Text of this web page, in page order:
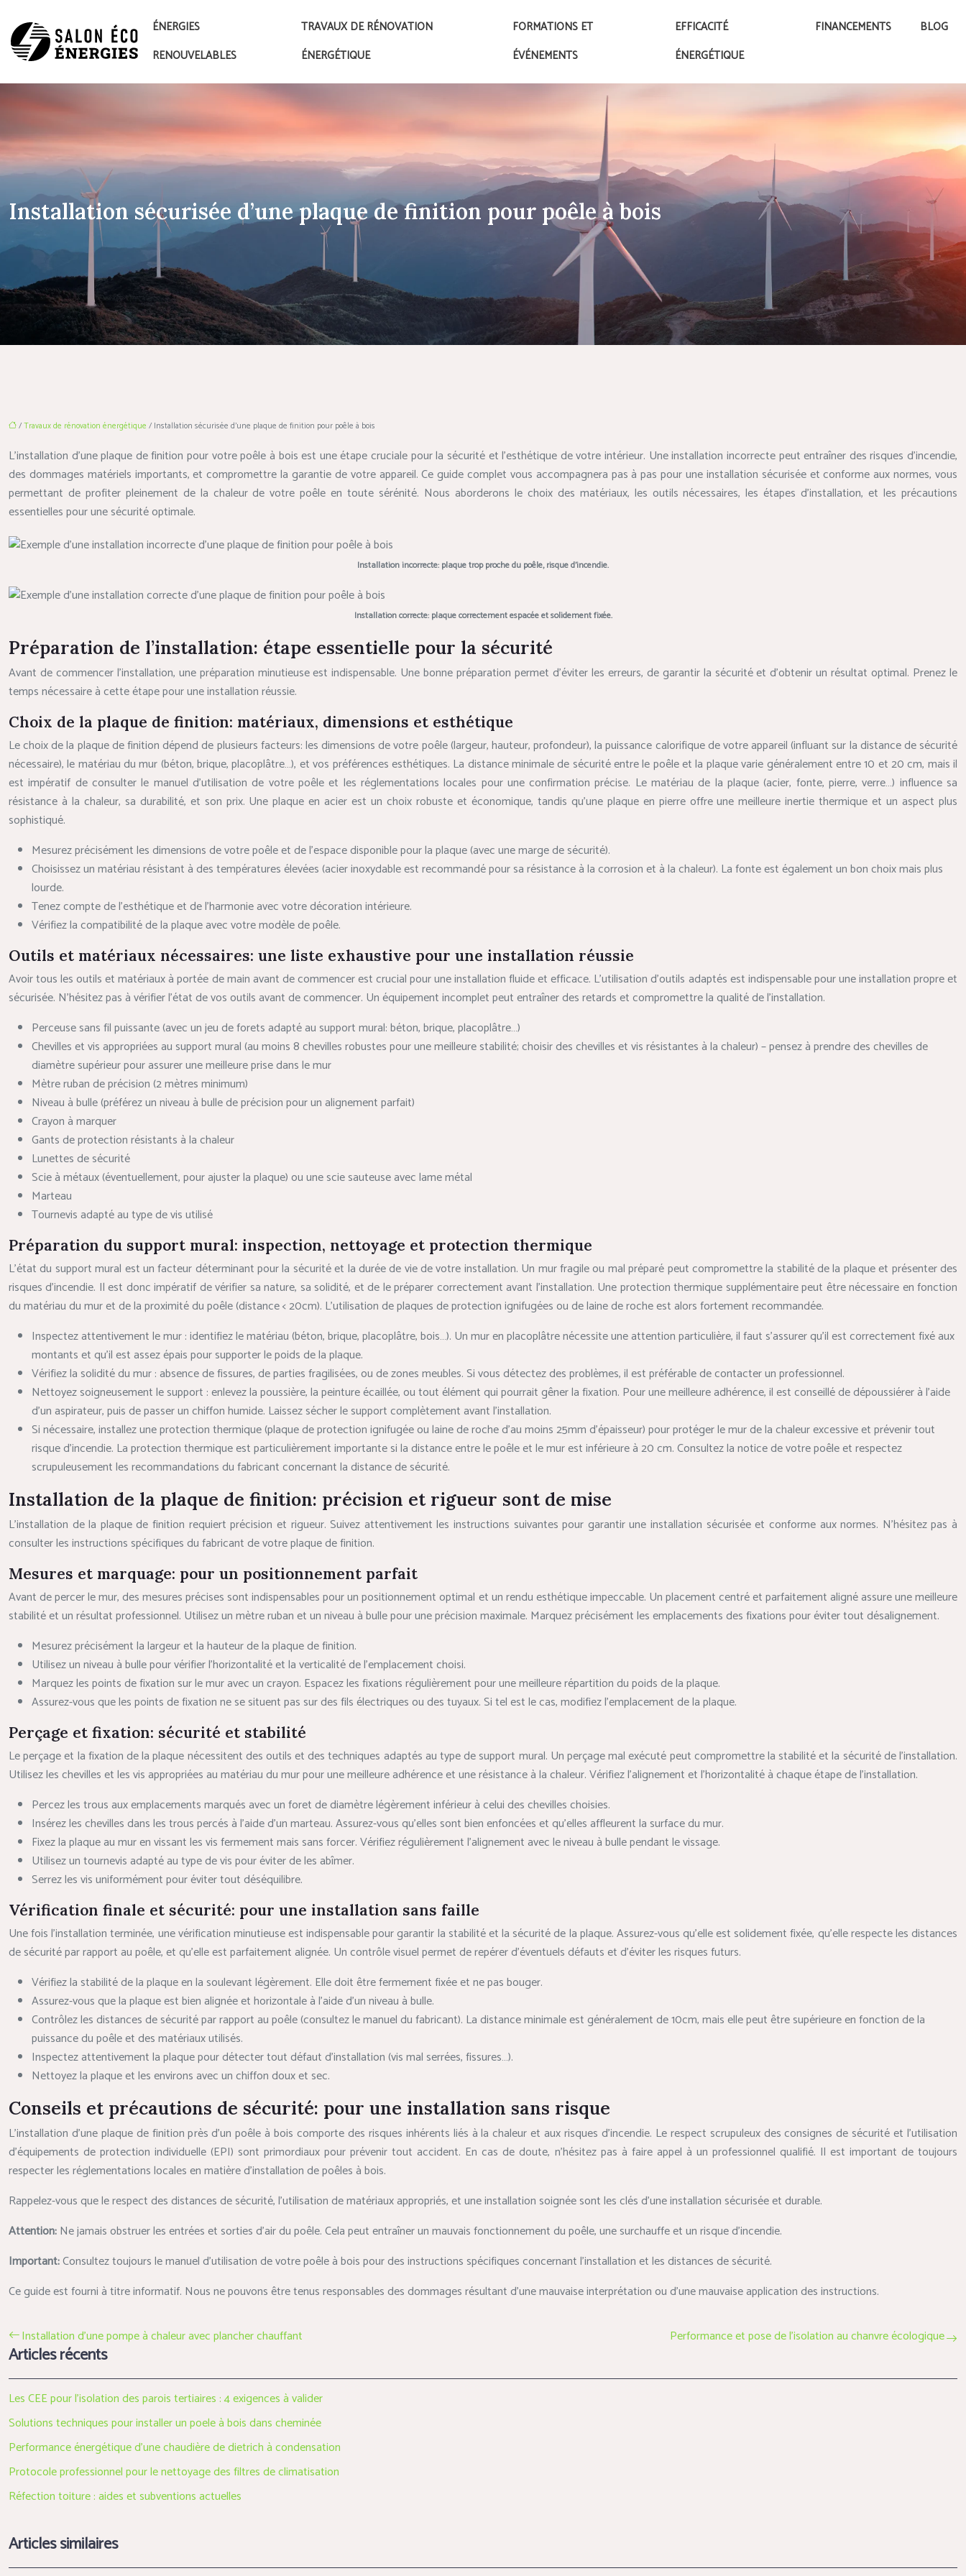
ÉNERGIES
RENOUVELABLES
TRAVAUX DE RÉNOVATION
ÉNERGÉTIQUE
FORMATIONS ET
ÉVÉNEMENTS
EFFICACITÉ
ÉNERGÉTIQUE
FINANCEMENTS BLOG
Installation sécurisée d’une plaque de finition pour poêle à bois
/Travaux de rénovation énergétique / Installation sécurisée d’une plaque de finition pour poêle à bois
L’installation d’une plaque de finition pour votre poêle à bois est une étape cruciale pour la sécurité et l’esthétique de votre intérieur. Une installation incorrecte peut entraîner des risques d’incendie,
des dommages matériels importants, et compromettre la garantie de votre appareil. Ce guide complet vous accompagnera pas à pas pour une installation sécurisée et conforme aux normes, vous
permettant de profiter pleinement de la chaleur de votre poêle en toute sérénité. Nous aborderons le choix des matériaux, les outils nécessaires, les étapes d’installation, et les précautions
essentielles pour une sécurité optimale.
Installation incorrecte: plaque trop proche du poêle, risque d’incendie.
Installation correcte: plaque correctement espacée et solidement fixée.
Préparation de l’installation: étape essentielle pour la sécurité
Avant de commencer l’installation, une préparation minutieuse est indispensable. Une bonne préparation permet d’éviter les erreurs, de garantir la sécurité et d’obtenir un résultat optimal. Prenez le
temps nécessaire à cette étape pour une installation réussie.
Choix de la plaque de finition: matériaux, dimensions et esthétique
Le choix de la plaque de finition dépend de plusieurs facteurs: les dimensions de votre poêle (largeur, hauteur, profondeur), la puissance calorifique de votre appareil (influant sur la distance de sécurité
nécessaire), le matériau du mur (béton, brique, placoplâtre…), et vos préférences esthétiques. La distance minimale de sécurité entre le poêle et la plaque varie généralement entre 10 et 20 cm, mais il
est impératif de consulter le manuel d’utilisation de votre poêle et les réglementations locales pour une confirmation précise. Le matériau de la plaque (acier, fonte, pierre, verre…) influence sa
résistance à la chaleur, sa durabilité, et son prix. Une plaque en acier est un choix robuste et économique, tandis qu’une plaque en pierre offre une meilleure inertie thermique et un aspect plus
sophistiqué.
Mesurez précisément les dimensions de votre poêle et de l’espace disponible pour la plaque (avec une marge de sécurité).
Choisissez un matériau résistant à des températures élevées (acier inoxydable est recommandé pour sa résistance à la corrosion et à la chaleur). La fonte est également un bon choix mais plus
lourde.
Tenez compte de l’esthétique et de l’harmonie avec votre décoration intérieure.
Vérifiez la compatibilité de la plaque avec votre modèle de poêle.
Outils et matériaux nécessaires: une liste exhaustive pour une installation réussie
Avoir tous les outils et matériaux à portée de main avant de commencer est crucial pour une installation fluide et efficace. L’utilisation d’outils adaptés est indispensable pour une installation propre et
sécurisée. N’hésitez pas à vérifier l’état de vos outils avant de commencer. Un équipement incomplet peut entraîner des retards et compromettre la qualité de l’installation.
Perceuse sans fil puissante (avec un jeu de forets adapté au support mural: béton, brique, placoplâtre…)
Chevilles et vis appropriées au support mural (au moins 8 chevilles robustes pour une meilleure stabilité; choisir des chevilles et vis résistantes à la chaleur) – pensez à prendre des chevilles de
diamètre supérieur pour assurer une meilleure prise dans le mur
Mètre ruban de précision (2 mètres minimum)
Niveau à bulle (préférez un niveau à bulle de précision pour un alignement parfait)
Crayon à marquer
Gants de protection résistants à la chaleur
Lunettes de sécurité
Scie à métaux (éventuellement, pour ajuster la plaque) ou une scie sauteuse avec lame métal
Marteau
Tournevis adapté au type de vis utilisé
Préparation du support mural: inspection, nettoyage et protection thermique
L’état du support mural est un facteur déterminant pour la sécurité et la durée de vie de votre installation. Un mur fragile ou mal préparé peut compromettre la stabilité de la plaque et présenter des
risques d’incendie. Il est donc impératif de vérifier sa nature, sa solidité, et de le préparer correctement avant l’installation. Une protection thermique supplémentaire peut être nécessaire en fonction
du matériau du mur et de la proximité du poêle (distance < 20cm). L’utilisation de plaques de protection ignifugées ou de laine de roche est alors fortement recommandée.
Inspectez attentivement le mur : identifiez le matériau (béton, brique, placoplâtre, bois…). Un mur en placoplâtre nécessite une attention particulière, il faut s’assurer qu’il est correctement fixé aux
montants et qu’il est assez épais pour supporter le poids de la plaque.
Vérifiez la solidité du mur : absence de fissures, de parties fragilisées, ou de zones meubles. Si vous détectez des problèmes, il est préférable de contacter un professionnel.
Nettoyez soigneusement le support : enlevez la poussière, la peinture écaillée, ou tout élément qui pourrait gêner la fixation. Pour une meilleure adhérence, il est conseillé de dépoussiérer à l’aide
d’un aspirateur, puis de passer un chiffon humide. Laissez sécher le support complètement avant l’installation.
Si nécessaire, installez une protection thermique (plaque de protection ignifugée ou laine de roche d’au moins 25mm d’épaisseur) pour protéger le mur de la chaleur excessive et prévenir tout
risque d’incendie. La protection thermique est particulièrement importante si la distance entre le poêle et le mur est inférieure à 20 cm. Consultez la notice de votre poêle et respectez
scrupuleusement les recommandations du fabricant concernant la distance de sécurité.
Installation de la plaque de finition: précision et rigueur sont de mise
L’installation de la plaque de finition requiert précision et rigueur. Suivez attentivement les instructions suivantes pour garantir une installation sécurisée et conforme aux normes. N’hésitez pas à
consulter les instructions spécifiques du fabricant de votre plaque de finition.
Mesures et marquage: pour un positionnement parfait
Avant de percer le mur, des mesures précises sont indispensables pour un positionnement optimal et un rendu esthétique impeccable. Un placement centré et parfaitement aligné assure une meilleure
stabilité et un résultat professionnel. Utilisez un mètre ruban et un niveau à bulle pour une précision maximale. Marquez précisément les emplacements des fixations pour éviter tout désalignement.
Mesurez précisément la largeur et la hauteur de la plaque de finition.
Utilisez un niveau à bulle pour vérifier l’horizontalité et la verticalité de l’emplacement choisi.
Marquez les points de fixation sur le mur avec un crayon. Espacez les fixations régulièrement pour une meilleure répartition du poids de la plaque.
Assurez-vous que les points de fixation ne se situent pas sur des fils électriques ou des tuyaux. Si tel est le cas, modifiez l’emplacement de la plaque.
Perçage et fixation: sécurité et stabilité
Le perçage et la fixation de la plaque nécessitent des outils et des techniques adaptés au type de support mural. Un perçage mal exécuté peut compromettre la stabilité et la sécurité de l’installation.
Utilisez les chevilles et les vis appropriées au matériau du mur pour une meilleure adhérence et une résistance à la chaleur. Vérifiez l’alignement et l’horizontalité à chaque étape de l’installation.
Percez les trous aux emplacements marqués avec un foret de diamètre légèrement inférieur à celui des chevilles choisies.
Insérez les chevilles dans les trous percés à l’aide d’un marteau. Assurez-vous qu’elles sont bien enfoncées et qu’elles affleurent la surface du mur.
Fixez la plaque au mur en vissant les vis fermement mais sans forcer. Vérifiez régulièrement l’alignement avec le niveau à bulle pendant le vissage.
Utilisez un tournevis adapté au type de vis pour éviter de les abîmer.
Serrez les vis uniformément pour éviter tout déséquilibre.
Vérification finale et sécurité: pour une installation sans faille
Une fois l’installation terminée, une vérification minutieuse est indispensable pour garantir la stabilité et la sécurité de la plaque. Assurez-vous qu’elle est solidement fixée, qu’elle respecte les distances
de sécurité par rapport au poêle, et qu’elle est parfaitement alignée. Un contrôle visuel permet de repérer d’éventuels défauts et d’éviter les risques futurs.
Vérifiez la stabilité de la plaque en la soulevant légèrement. Elle doit être fermement fixée et ne pas bouger.
Assurez-vous que la plaque est bien alignée et horizontale à l’aide d’un niveau à bulle.
Contrôlez les distances de sécurité par rapport au poêle (consultez le manuel du fabricant). La distance minimale est généralement de 10cm, mais elle peut être supérieure en fonction de la
puissance du poêle et des matériaux utilisés.
Inspectez attentivement la plaque pour détecter tout défaut d’installation (vis mal serrées, fissures…).
Nettoyez la plaque et les environs avec un chiffon doux et sec.
Conseils et précautions de sécurité: pour une installation sans risque
L’installation d’une plaque de finition près d’un poêle à bois comporte des risques inhérents liés à la chaleur et aux risques d’incendie. Le respect scrupuleux des consignes de sécurité et l’utilisation
d’équipements de protection individuelle (EPI) sont primordiaux pour prévenir tout accident. En cas de doute, n’hésitez pas à faire appel à un professionnel qualifié. Il est important de toujours
respecter les réglementations locales en matière d’installation de poêles à bois.
Rappelez-vous que le respect des distances de sécurité, l’utilisation de matériaux appropriés, et une installation soignée sont les clés d’une installation sécurisée et durable.
Attention:Ne jamais obstruer les entrées et sorties d’air du poêle. Cela peut entraîner un mauvais fonctionnement du poêle, une surchauffe et un risque d’incendie.
Important:Consultez toujours le manuel d’utilisation de votre poêle à bois pour des instructions spécifiques concernant l’installation et les distances de sécurité.
Ce guide est fourni à titre informatif. Nous ne pouvons être tenus responsables des dommages résultant d’une mauvaise interprétation ou d’une mauvaise application des instructions.
Installation d’une pompe à chaleur avec plancher chauffant Performance et pose de l’isolation au chanvre écologique
Articles récents
Les CEE pour l’isolation des parois tertiaires : 4 exigences à valider
Solutions techniques pour installer un poele à bois dans cheminée
Performance énergétique d’une chaudière de dietrich à condensation
Protocole professionnel pour le nettoyage des filtres de climatisation
Réfection toiture : aides et subventions actuelles
Articles similaires